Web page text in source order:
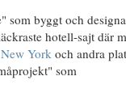
som byggt och
hotell-sajt där
New York och andra
som